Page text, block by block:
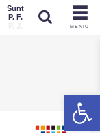
MENIU
Sunt
P. F.